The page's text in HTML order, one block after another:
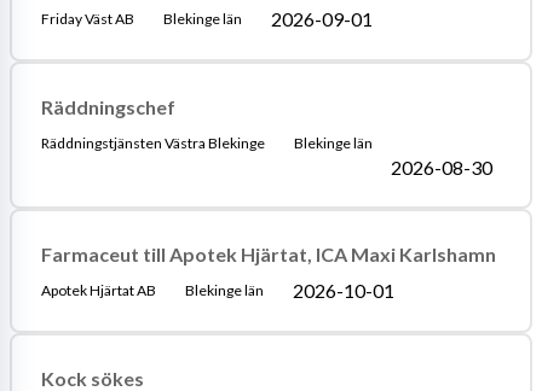
Friday Väst AB Blekinge län 2026-09-01
Räddningschef
Räddningstjänsten Västra Blekinge Blekinge län
2026-08-30
Farmaceut till Apotek Hjärtat, ICA Maxi Karlshamn
Apotek Hjärtat AB Blekinge län 2026-10-01
Kock sökes